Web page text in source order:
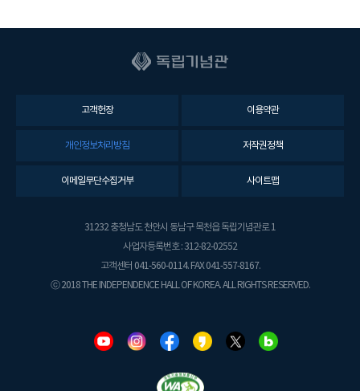
고객헌장 이용약관
개인정보처리방침 저작권정책
이메일무단수집거부 사이트맵
31232 충청남도 천안시 동남구 목천읍 독립기념관로 1
사업자등록번호 : 312-82-02552
고객센터 041-560-0114. FAX 041-557-8167.
ⓒ 2018 THE INDEPENDENCE HALL OF KOREA. ALL RIGHTS RESERVED.